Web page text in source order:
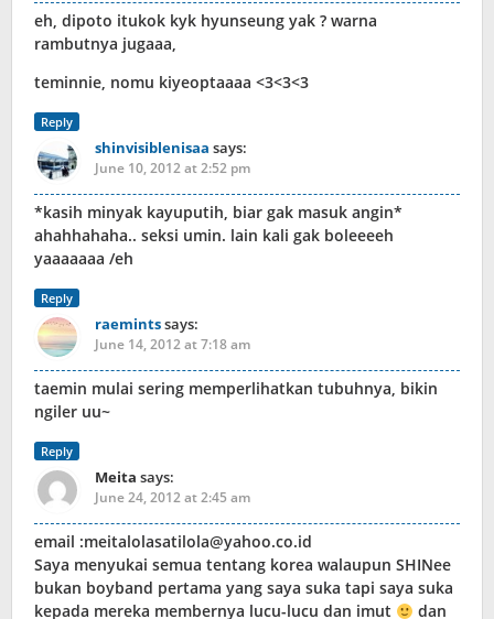
eh, dipoto itukok kyk hyunseung yak ? warna
rambutnya jugaaa,
teminnie, nomu kiyeoptaaaa <3<3<3
Reply
shinvisiblenisaa says:
June 10, 2012 at 2:52 pm
*kasih minyak kayuputih, biar gak masuk angin*
ahahhahaha.. seksi umin. lain kali gak boleeeeh
yaaaaaaa /eh
Reply
raemintssays:
June 14, 2012 at 7:18 am
taemin mulai sering memperlihatkan tubuhnya, bikin
ngiler uu~
Reply
Meita says:
June 24, 2012 at 2:45 am
email :meitalolasatilola@yahoo.co.id
Saya menyukai semua tentang korea walaupun SHINee
bukan boyband pertama yang saya suka tapi saya suka
kepada mereka membernya lucu-lucu dan imut
dan